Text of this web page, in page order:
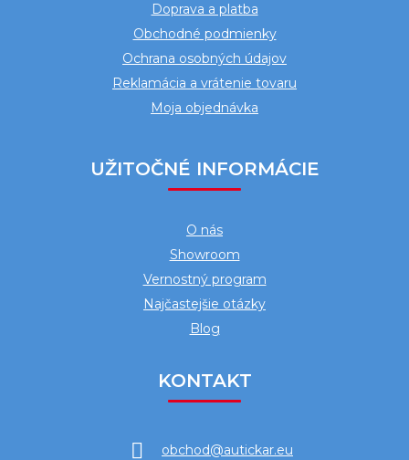
Doprava a platba
Obchodné podmienky
Ochrana osobných údajov
Reklamácia a vrátenie tovaru
Moja objednávka
UŽITOČNÉ INFORMÁCIE
O nás
Showroom
Vernostný program
Najčastejšie otázky
Blog
KONTAKT
obchod@autickar.eu